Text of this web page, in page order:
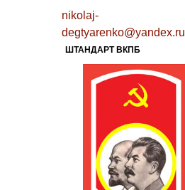
nikolaj-
degtyarenko@yandex.ru
ШТАНДАРТ ВКПБ